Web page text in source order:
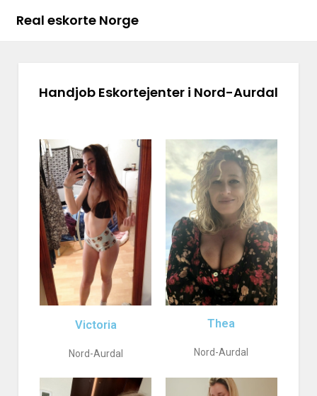
Real eskorte Norge
Handjob Eskortejenter i Nord-Aurdal
Victoria
Nord-Aurdal
Thea
Nord-Aurdal